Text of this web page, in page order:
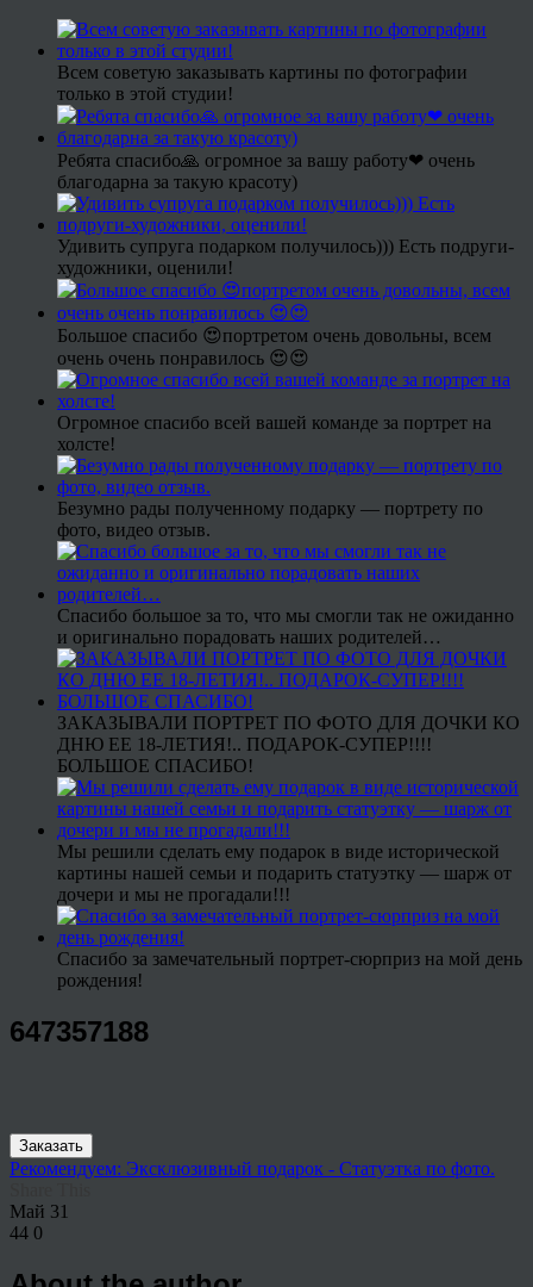
Всем советую заказывать картины по фотографии
только в этой студии!
Ребята спасибо🙏 огромное за вашу работу❤ очень
благодарна за такую красоту)
Удивить супруга подарком получилось))) Есть подруги-
художники, оценили!
Большое спасибо 😍портретом очень довольны, всем
очень очень понравилось 😍😍
Огромное спасибо всей вашей команде за портрет на
холсте!
Безумно рады полученному подарку — портрету по
фото, видео отзыв.
Спасибо большое за то, что мы смогли так не ожиданно
и оригинально порадовать наших родителей…
ЗАКАЗЫВАЛИ ПОРТРЕТ ПО ФОТО ДЛЯ ДОЧКИ КО
ДНЮ ЕЕ 18-ЛЕТИЯ!.. ПОДАРОК-СУПЕР!!!!
БОЛЬШОЕ СПАСИБО!
Мы решили сделать ему подарок в виде исторической
картины нашей семьи и подарить статуэтку — шарж от
дочери и мы не прогадали!!!
Спасибо за замечательный портрет-сюрприз на мой день
рождения!
647357188
Заказать
Рекомендуем: Эксклюзивный подарок - Статуэтка по фото.
Май 31
44 0